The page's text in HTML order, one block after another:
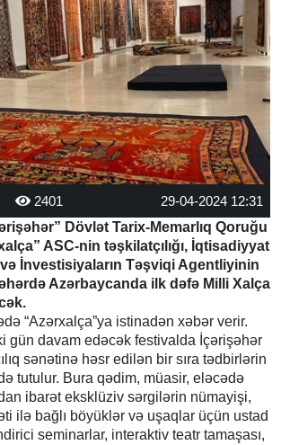
2401
29-04-2024 12:31
Dövlət Tarix-Memarlıq Qoruğu
ASC-nin təşkilatçılığı, İqtisadiyyat
və İnvestisiyaların Təşviqi Agentliyinin
Azərbaycanda ilk dəfə Milli Xalça
“Azərxalça”ya istinadən xəbər verir.
gün davam edəcək festivalda İçərişəhər
sənətinə həsr edilən bir sıra tədbirlərin
tutulur. Bura qədim, müasir, eləcədə
ibarət eksklüziv sərgilərin nümayişi,
ilə bağlı böyüklər və uşaqlar üçün ustad
seminarlar, interaktiv teatr tamaşası,